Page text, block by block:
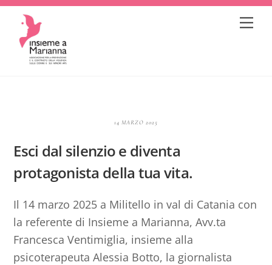
Skip
content
14 MARZO 2025
Esci dal silenzio e diventa
protagonista della tua vita.
Il 14 marzo 2025 a Militello in val di Catania con
la referente di Insieme a Marianna, Avv.ta
Francesca Ventimiglia, insieme alla
psicoterapeuta Alessia Botto, la giornalista